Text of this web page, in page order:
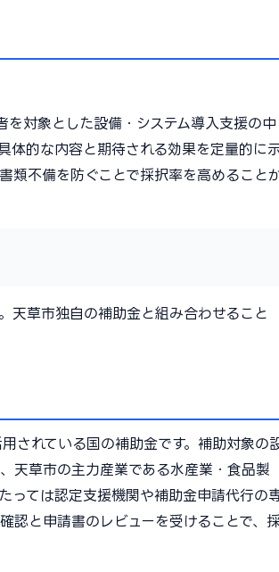
対象とした設備・システム導入支援の中
体的な内容と期待される効果を定量的に
類不備を防ぐことで採択率を高めること
天草市独自の補助金と組み合わせること
されている国の補助金です。補助対象の
天草市の主力産業である水産業・食品製
っては認定支援機関や補助金申請代行の
認と申請書のレビューを受けることで、採